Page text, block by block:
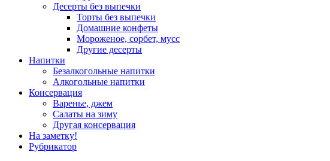
Десерты без выпечки
Торты без выпечки
Домашние конфеты
Мороженое, сорбет, мусс
Другие десерты
Напитки
Безалкогольные напитки
Алкогольные напитки
Консервация
Варенье, джем
Салаты на зиму
Другая консервация
На заметку!
Рубрикатор